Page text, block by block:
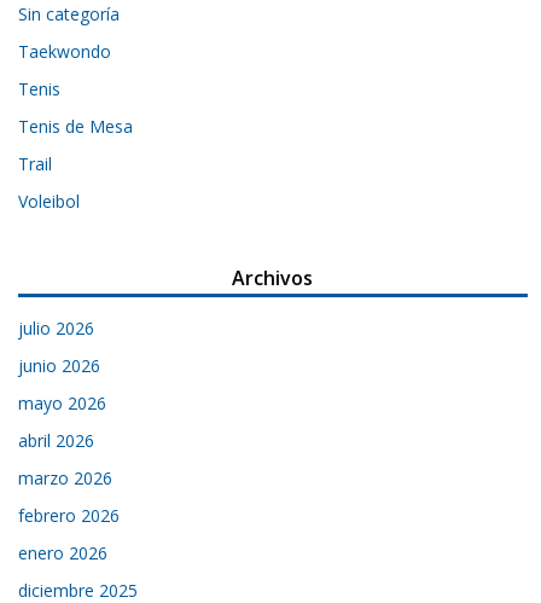
Sin categoría
Taekwondo
Tenis
Tenis de Mesa
Trail
Voleibol
Archivos
julio 2026
junio 2026
mayo 2026
abril 2026
marzo 2026
febrero 2026
enero 2026
diciembre 2025